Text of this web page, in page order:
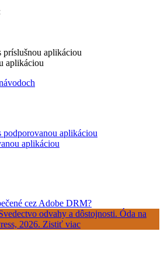
príslušnou aplikáciou
aplikáciou
podporovanou aplikáciou
aplikáciou
cez Adobe DRM?